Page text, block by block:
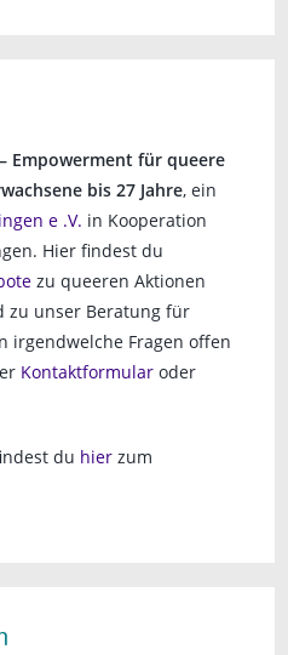
Empowerment für queere
bis 27 Jahre, ein
e .V. in Kooperation
Hier findest du
zu queeren Aktionen
zu unser Beratung für
irgendwelche Fragen offen
Kontaktformular oder
du hier zum